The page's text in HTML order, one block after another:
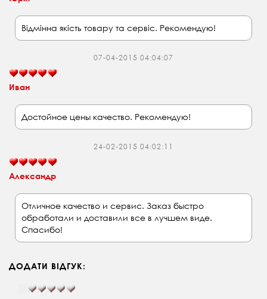
Відмінна якість товару та сервіс. Рекомендую!
07-04-2015 04:04:07
Иван
Достойное цены качество. Рекомендую!
24-02-2015 04:02:11
Александр
Отличное качество и сервис. Заказ быстро
обработали и доставили все в лучшем виде.
Спасибо!
ДОДАТИ ВІДГУК: